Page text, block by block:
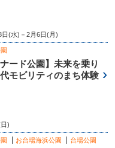
(水)－2月6日(月)
ード公園】未来を乗り
モビリティのまち体験
)
お台場海浜公園 台場公園